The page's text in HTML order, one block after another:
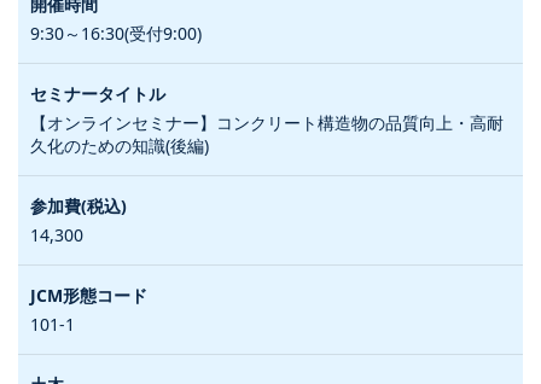
9:30～16:30(受付9:00)
【オンラインセミナー】コンクリート構造物の品質向上・高耐
久化のための知識(後編)
14,300
101-1